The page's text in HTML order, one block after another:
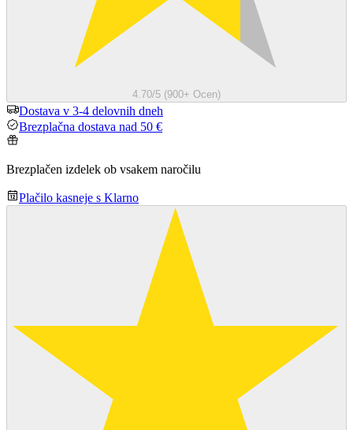
4.70/5 (900+ Ocen)
Dostava v 3-4 delovnih dneh
Brezplačna dostava nad 50 €
Brezplačen izdelek ob vsakem naročilu
Plačilo kasneje s Klarno